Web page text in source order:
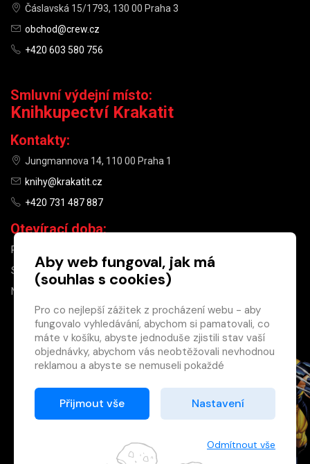
×
Máte u nás již
registrovaný
účet?
Registrací získáte slevu
na zboží ve výši 15 %
Registrovat
Čáslavská 15/1793, 130 00 Praha 3
obchod@crew.cz
+420 603 580 756
Smluvní výdejní místo:
Knihkupectví Krakatit
Kontakty:
Jungmannova 14, 110 00 Praha 1
knihy@krakatit.cz
+420 731 487 887
Otevírací doba:
PO–PÁ
SO
10:00–13:00
NE
Zásady cookies
Aby web fungoval, jak má
(souhlas s cookies)
Pro co nejlepší zážitek z procházení webu - aby
fungovalo vyhledávání, abychom si pamatovali, co
máte v košíku, abyste jednoduše zjistili stav vaší
objednávky, abychom vás neobtěžovali nevhodnou
reklamou a abyste se nemuseli pokaždé
Proto od vás potřebujeme souhlas se
zpracováním souborů cookies
Děkujeme, že nám ho dáte a pomůžete nám tak
Přijmout vše Nastavení
Odmítnout vše